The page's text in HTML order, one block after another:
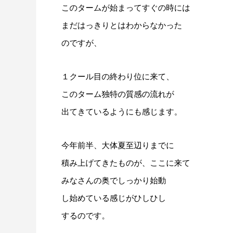
このタームが始まってすぐの時には
まだはっきりとはわからなかった
のですが、
１クール目の終わり位に来て、
このターム独特の質感の流れが
出てきているようにも感じます。
今年前半、大体夏至辺りまでに
積み上げてきたものが、ここに来て
みなさんの奥でしっかり始動
し始めている感じがひしひし
するのです。